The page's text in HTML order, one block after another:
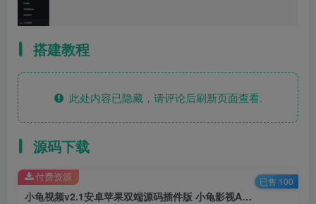
搭建教程
此处内容已隐藏，请评论后刷新页面查看.
源码下载
小龟视频v2.1安卓苹果双端源码插件版 小龟影视APP源码前端反编译 后端对接苹果CMS后台
付费资源 已售 100